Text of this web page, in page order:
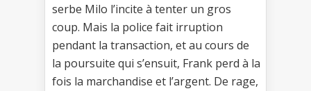
serbe Milo l’incite à tenter un gros
coup. Mais la police fait irruption
pendant la transaction, et au cours de
la poursuite qui s’ensuit, Frank perd à la
fois la marchandise et l’argent. De rage,